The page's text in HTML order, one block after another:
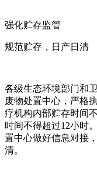
强化贮存监管
规范贮存，日产日清
各级生态环境部门和
废物处置中心，严格
疗机构内部贮存时间
时间不得超过12小时
置中心做好信息对接
清。